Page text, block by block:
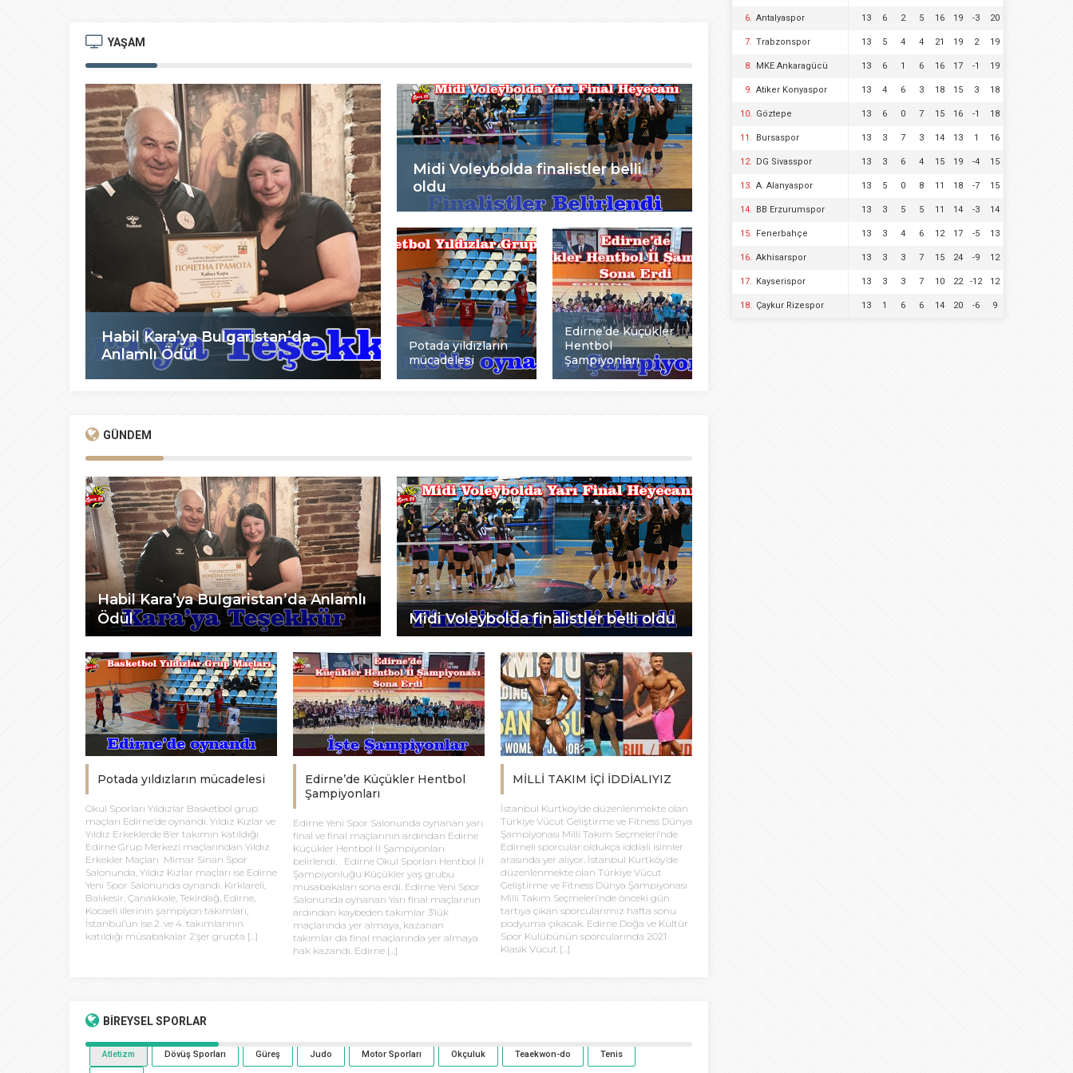
YAŞAM
Habil Kara’ya Bulgaristan’da
Anlamlı Ödül
Midi Voleybolda finalistler belli
oldu
Potada yıldızların
mücadelesi
Edirne’de Küçükler
Hentbol
Şampiyonları
GÜNDEM
Habil Kara’ya Bulgaristan’da Anlamlı
Ödül
Midi Voleybolda finalistler belli oldu
Potada yıldızların mücadelesi
Okul Sporları Yıldızlar Basketbol grup
maçları Edirne’de oynandı. Yıldız Kızlar ve
Yıldız Erkeklerde 8’er takımın katıldığı
Edirne Grup Merkezi maçlarından Yıldız
Erkekler Maçları Mimar Sinan Spor
Salonunda, Yıldız Kızlar maçları ise Edirne
Yeni Spor Salonunda oynandı. Kırklareli,
Balıkesir, Çanakkale, Tekirdağ, Edirne,
Kocaeli illerinin şampiyon takımları,
İstanbul’un ise 2. ve 4. takımlarının
katıldığı müsabakalar 2’şer grupta […]
Edirne’de Küçükler Hentbol
Şampiyonları
Edirne Yeni Spor Salonunda oynanan yarı
final ve final maçlarının ardından Edirne
Küçükler Hentbol İl Şampiyonları
belirlendi. Edirne Okul Sporları Hentbol İl
Şampiyonluğu Küçükler yaş grubu
müsabakaları sona erdi. Edirne Yeni Spor
Salonunda oynanan Yarı final maçlarının
ardından kaybeden takımlar 3’lük
maçlarında yer almaya, kazanan
takımlar da final maçlarında yer almaya
hak kazandı. Edirne […]
MİLLİ TAKIM İÇİ İDDİALIYIZ
İstanbul Kurtköy’de düzenlenmekte olan
Türkiye Vücut Geliştirme ve Fitness Dünya
Şampiyonası Milli Takım Seçmeleri’nde
Edirneli sporcular oldukça iddialı isimler
arasında yer alıyor. İstanbul Kurtköy’de
düzenlenmekte olan Türkiye Vücut
Geliştirme ve Fitness Dünya Şampiyonası
Milli Takım Seçmeleri’nde önceki gün
tartıya çıkan sporcularımız hafta sonu
podyuma çıkacak. Edirne Doğa ve Kültür
Spor Kulübünün sporcularında 2021
Klasik Vücut […]
BİREYSELSPORLAR
Atletizm Dövüş Sporları Güreş Judo Motor Sporları Okçuluk Teaekwon-do Tenis
6. Antalyaspor 13 6 2 5 16 19 -3 20
7. Trabzonspor 13 5 4 4 21 19 2 19
8. MKE Ankaragücü 13 6 1 6 16 17 -1 19
9. Atiker Konyaspor 13 4 6 3 18 15 3 18
10. Göztepe 13 6 0 7 15 16 -1 18
11. Bursaspor 13 3 7 3 14 13 1 16
12. DG Sivasspor 13 3 6 4 15 19 -4 15
13. A. Alanyaspor 13 5 0 8 11 18 -7 15
14. BB Erzurumspor 13 3 5 5 11 14 -3 14
15. Fenerbahçe 13 3 4 6 12 17 -5 13
16. Akhisarspor 13 3 3 7 15 24 -9 12
17. Kayserispor 13 3 3 7 10 22 -12 12
18. Çaykur Rizespor 13 1 6 6 14 20 -6 9